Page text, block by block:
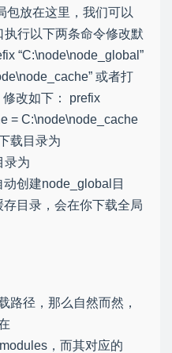
包放在这里，我们可以
行以下两条命令修改默
“C:\node\node_global”
或者打
改如下： prefix
= C:\node\node_cache
载目录为
录为
创建node_global目
目录，会在你下载全局
路径，那么自然而然，
，而其对应的